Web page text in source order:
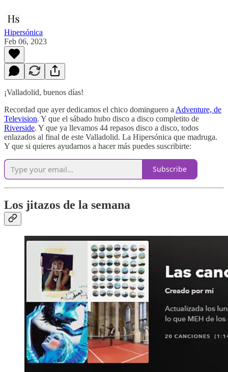
Hipersónica
Feb 06, 2023
¡Valladolid, buenos días!
Recordad que ayer dedicamos el chico dominguero a Adventure, de
Television. Y que el sábado hubo disco a disco completito de
Riverside. Y que ya llevamos 44 repasos disco a disco, todos
enlazados al final de este Valladolid. La Hipersónica que madruga.
Y que si quieres ayudarnos a hacer más puedes suscribirte:
Subscribe
Los jitazos de la semana